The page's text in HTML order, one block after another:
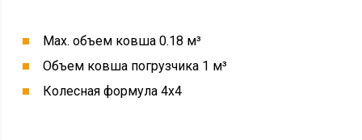
Max. объем ковша 0.18 м³
Объем ковша погрузчика 1 м³
Колесная формула 4х4